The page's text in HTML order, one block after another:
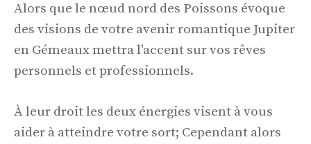
Alors que le nœud nord des Poissons évoque
des visions de votre avenir romantique Jupiter
en Gémeaux mettra l'accent sur vos rêves
personnels et professionnels.
À leur droit les deux énergies visent à vous
aider à atteindre votre sort; Cependant alors